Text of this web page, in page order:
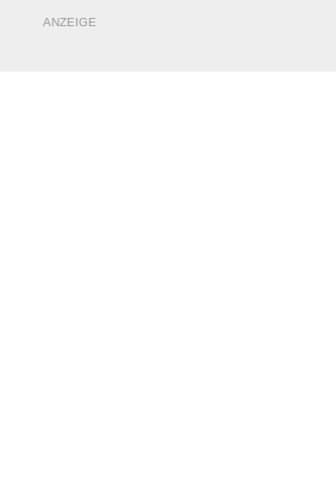
ANZEIGE